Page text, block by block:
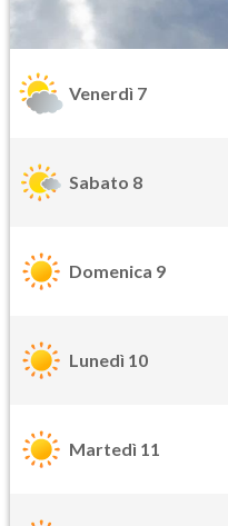
Venerdì 7
Sabato 8
Domenica 9
Lunedì 10
Martedì 11